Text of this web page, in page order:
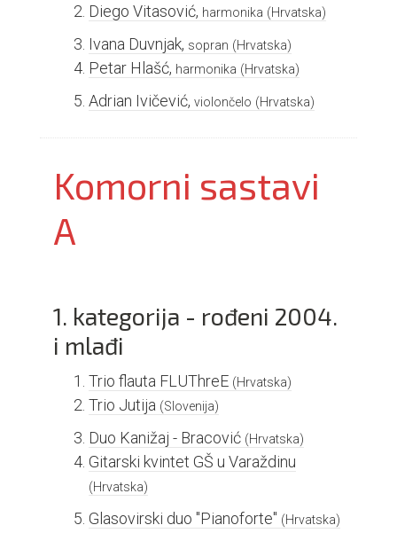
Diego Vitasović, harmonika (Hrvatska)
Ivana Duvnjak, sopran (Hrvatska)
Petar Hlašć, harmonika (Hrvatska)
Adrian Ivičević, violončelo (Hrvatska)
Komorni sastavi
A
1. kategorija - rođeni 2004.
i mlađi
Trio flauta FLUThreE (Hrvatska)
Trio Jutija (Slovenija)
Duo Kanižaj - Bracović (Hrvatska)
Gitarski kvintet GŠ u Varaždinu
(Hrvatska)
Glasovirski duo "Pianoforte" (Hrvatska)